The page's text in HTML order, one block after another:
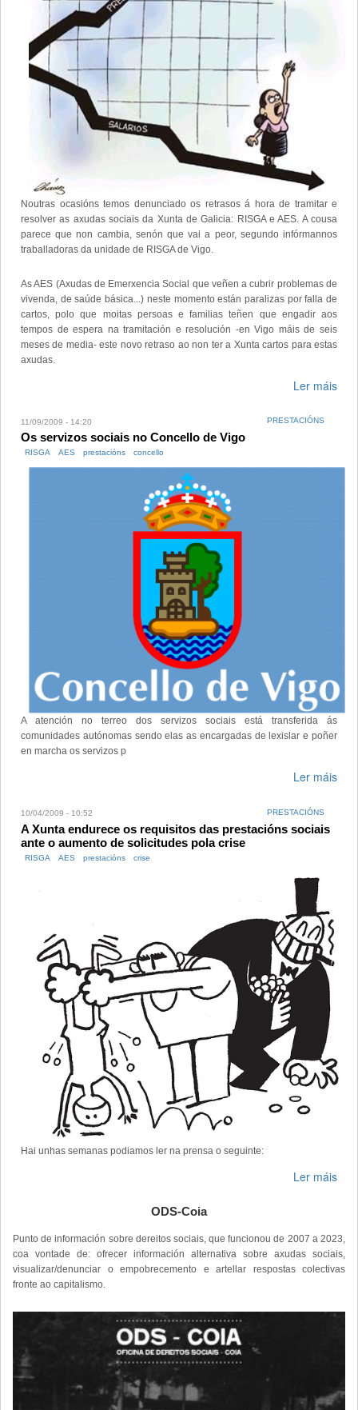
Noutras ocasións temos denunciado os retrasos á hora de tramitar e
resolver as axudas sociais da Xunta de Galicia: RISGA e AES. A cousa
parece que non cambia, senón que vai a peor, segundo infórmannos
traballadoras da unidade de RISGA de Vigo.
As AES (Axudas de Emerxencia Social que veñen a cubrir problemas de
vivenda, de saúde básica...) neste momento están paralizas por falla de
cartos, polo que moitas persoas e familias teñen que engadir aos
tempos de espera na tramitación e resolución -en Vigo máis de seis
meses de media- este novo retraso ao non ter a Xunta cartos para estas
axudas.
Ler máis
11/09/2009 - 14:20 PRESTACIÓNS
Os servizos sociais no Concello de Vigo
RISGA AES prestacións concello
A atención no terreo dos servizos sociais está transferida ás
comunidades autónomas sendo elas as encargadas de lexislar e poñer
en marcha os servizos p
Ler máis
10/04/2009 - 10:52 PRESTACIÓNS
A Xunta endurece os requisitos das prestacións sociais
ante o aumento de solicitudes pola crise
RISGA AES prestacións crise
Hai unhas semanas podiamos ler na prensa o seguinte:
Ler máis
ODS-Coia
Punto de información sobre dereitos sociais, que funcionou de 2007 a 2023,
coa vontade de: ofrecer información alternativa sobre axudas sociais,
visualizar/denunciar o empobrecemento e artellar respostas colectivas
fronte ao capitalismo.